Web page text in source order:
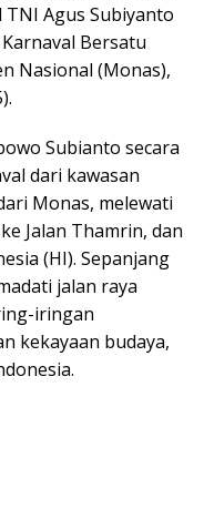
TNI Agus Subiyanto
Bersatu
Nasional (Monas),
Subianto secara
dari kawasan
Monas, melewati
Jalan Thamrin, dan
(HI). Sepanjang
jalan raya
iringan
kekayaan budaya,